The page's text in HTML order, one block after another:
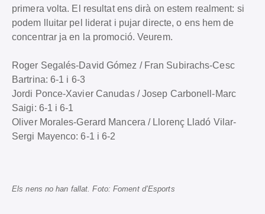
primera volta. El resultat ens dirà on estem realment: si
podem lluitar pel liderat i pujar directe, o ens hem de
concentrar ja en la promoció. Veurem.
Roger Segalés-David Gómez / Fran Subirachs-Cesc
Bartrina: 6-1 i 6-3
Jordi Ponce-Xavier Canudas / Josep Carbonell-Marc
Saigi: 6-1 i 6-1
Oliver Morales-Gerard Mancera / Llorenç Lladó Vilar-
Sergi Mayenco: 6-1 i 6-2
Els nens no han fallat. Foto: Foment d’Esports